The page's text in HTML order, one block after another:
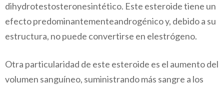
dihydrotestosteronesintético. Este esteroide tiene un
efecto predominantementeandrogénico y, debido a su
estructura, no puede convertirse en elestrógeno.
Otra particularidad de este esteroide es el aumento del
volumen sanguíneo, suministrando más sangre a los